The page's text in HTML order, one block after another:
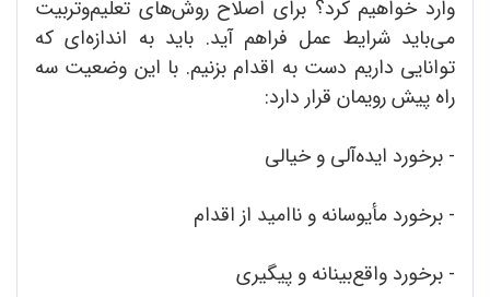
وارد خواهیم کرد؟ برای اصلاح روش‌های تعلیم‌وتربیت
می‌باید شرایط عمل فراهم آید. باید به اندازه‌ای که
توانایی داریم دست به اقدام بزنیم. با این وضعیت سه
راه پیش رویمان قرار دارد:
- برخورد ایده‌آلی و خیالی
- برخورد مأیوسانه و ناامید از اقدام
- برخورد واقع‌بینانه و پیگیری